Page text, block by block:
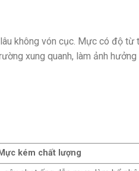
không vón cục. Mực có độ từ
xung quanh, làm ảnh
Mực kém chất lượng